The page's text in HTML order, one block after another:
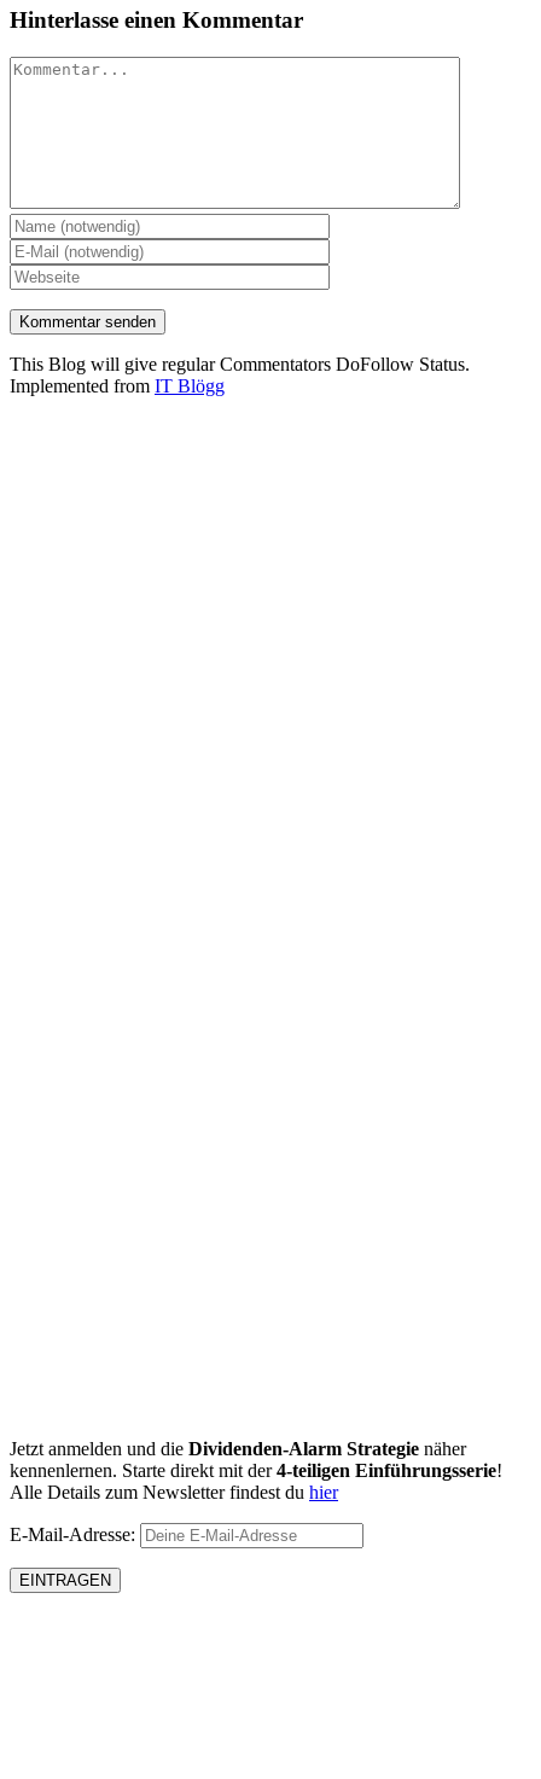
Hinterlasse einen Kommentar
Kommentar
This Blog will give regular Commentators DoFollow Status.
Implemented from IT Blögg
Jetzt anmelden und die Dividenden-Alarm Strategie näher
kennenlernen. Starte direkt mit der4-teiligen Einführungsserie!
Alle Details zum Newsletter findest du hier
E-Mail-Adresse: